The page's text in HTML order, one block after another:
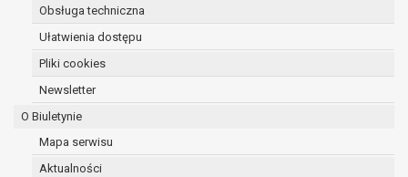
Obsługa techniczna
Ułatwienia dostępu
Pliki cookies
Newsletter
O Biuletynie
Mapa serwisu
Aktualności
osoba, której dane dotyczą, wniosła
sprzeciw wobec przetwarzania
danych - do czasu ustalenia czy
prawnie uzasadnione podstawy po
podstawie art. 20 RODO, w przypadku gdy